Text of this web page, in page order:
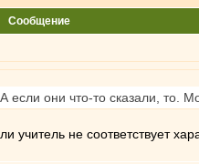
Сообщение
они что-то сказали, то.
не соответствует